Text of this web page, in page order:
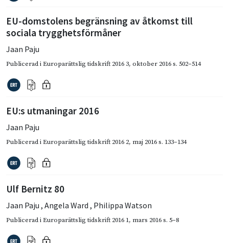
EU-domstolens begränsning av åtkomst till
sociala trygghetsförmåner
Jaan Paju
Publicerad iEuroparättslig tidskrift 2016 3, oktober 2016s. 502–514
EU:s utmaningar 2016
Jaan Paju
Publicerad iEuroparättslig tidskrift 2016 2, maj 2016s. 133–134
Ulf Bernitz 80
Jaan Paju , Angela Ward , Philippa Watson
Publicerad iEuroparättslig tidskrift 2016 1, mars 2016s. 5–8